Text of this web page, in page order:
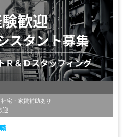
社宅・家賃補助あり
迎